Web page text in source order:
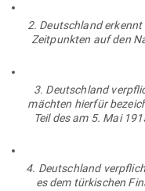
2. Deutschland
Zeit­punkten auf den
3. Deutschland
mächten hierfür
Teil des am 5. Mai
4. Deutschland
es dem tür­ki­schen